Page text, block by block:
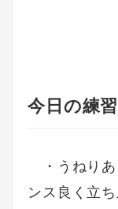
今日の練
・うねりあ
ンス良く立